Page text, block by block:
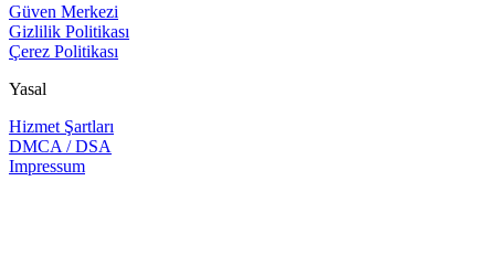
Güven Merkezi
Gizlilik Politikası
Çerez Politikası
Yasal
Hizmet Şartları
DMCA / DSA
Impressum